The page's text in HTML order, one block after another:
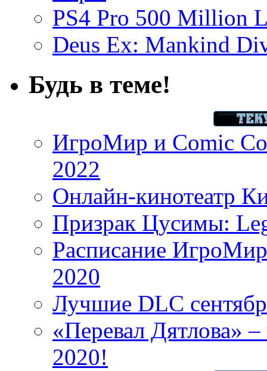
PS4 Pro 500 Million
Deus Ex: Mankind
Будь в теме!
ИгроМир и Comic
2022
Онлайн-кинотеатр
Призрак Цусимы:
Расписание
2020
Лучшие DLC
«Перевал Дятлова»
2020!